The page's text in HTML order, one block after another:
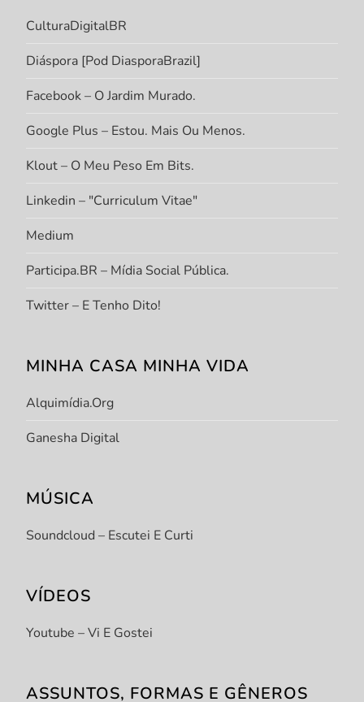
CulturaDigitalBR
Diáspora [Pod DiasporaBrazil]
Facebook – O Jardim Murado.
Google Plus – Estou. Mais Ou Menos.
Klout – O Meu Peso Em Bits.
Linkedin – "Curriculum Vitae"
Medium
Participa.BR – Mídia Social Pública.
Twitter – E Tenho Dito!
MINHA CASA MINHA VIDA
Alquimídia.org
Ganesha Digital
MÚSICA
Soundcloud – Escutei E Curti
VÍDEOS
Youtube – Vi E Gostei
ASSUNTOS, FORMAS E GÊNEROS